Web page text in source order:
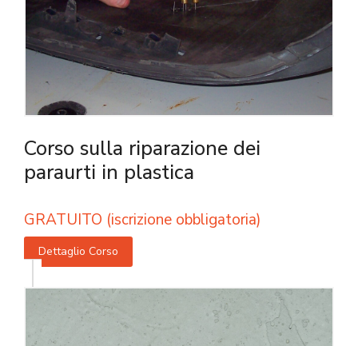
Corso sulla riparazione dei
paraurti in plastica
GRATUITO (iscrizione obbligatoria)
Dettaglio Corso